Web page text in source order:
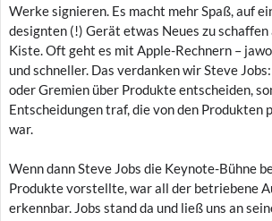
Werke signieren. Es macht mehr Spaß, auf
designten (!) Gerät etwas Neues zu
Kiste. Oft geht es mit Apple-Rechnern –
und schneller. Das verdanken wir Steve
oder Gremien über Produkte entscheiden,
Entscheidungen traf, die von den Produkten
war.
Wenn dann Steve Jobs die Keynote-Bühne
Produkte vorstellte, war all der betriebene
erkennbar. Jobs stand da und ließ uns an